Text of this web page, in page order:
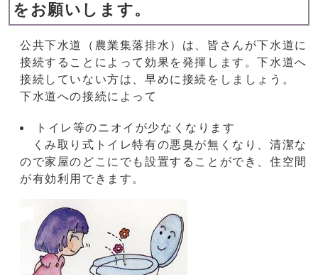
をお願いします。
公共下水道（農業集落排水）は、皆さんが下水道に
接続することによって効果を発揮します。下水道へ
接続していない方は、早めに接続をしましょう。
下水道への接続によって
トイレ等のニオイが少なくなります
くみ取り式トイレ特有の悪臭が無くなり、清潔な
ので家屋のどこにでも設置することができ、住空間
が有効利用できます。